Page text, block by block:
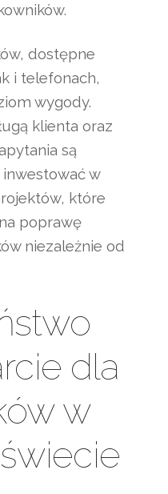
dostępne
i telefonach,
wygody.
klienta oraz
są
w
które
poprawę
niezależnie od
dla
w